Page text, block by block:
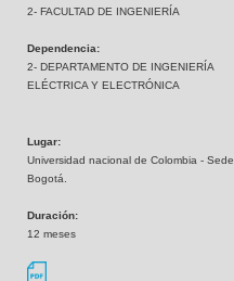
2- FACULTAD DE INGENIERÍA
Dependencia:
2- DEPARTAMENTO DE INGENIERÍA
ELÉCTRICA Y ELECTRÓNICA
Lugar:
Universidad nacional de Colombia - Sede
Bogotá.
Duración:
12 meses